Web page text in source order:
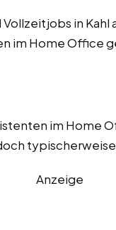
in Kahl
im Home Office
im Home
Anzeige